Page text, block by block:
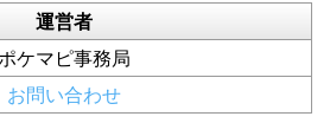
運営者
ポケマピ事務局
お問い合わせ